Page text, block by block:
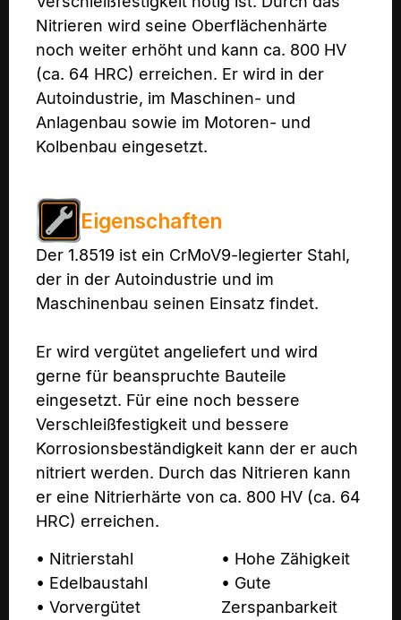
Nitrieren wird seine Oberflächenhärte
noch weiter erhöht und kann ca. 800 HV
(ca. 64 HRC) erreichen. Er wird in der
Autoindustrie, im Maschinen- und
Anlagenbau sowie im Motoren- und
Kolbenbau eingesetzt.
Eigenschaften
Der 1.8519 ist ein CrMoV9-legierter Stahl,
der in der Autoindustrie und im
Maschinenbau seinen Einsatz findet.
Er wird vergütet angeliefert und wird
gerne für beanspruchte Bauteile
eingesetzt. Für eine noch bessere
Verschleißfestigkeit und bessere
Korrosionsbeständigkeit kann der er auch
nitriert werden. Durch das Nitrieren kann
er eine Nitrierhärte von ca. 800 HV (ca. 64
HRC) erreichen.
• Nitrierstahl
• Edelbaustahl
• Vorvergütet
• Hohe Zähigkeit
• Gute
Zerspanbarkeit